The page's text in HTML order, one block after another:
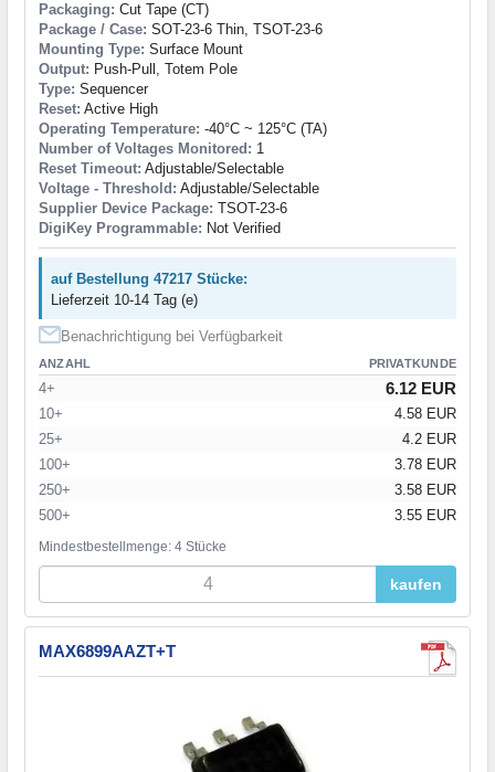
Packaging: Cut Tape (CT)
Package / Case: SOT-23-6 Thin, TSOT-23-6
Mounting Type: Surface Mount
Output: Push-Pull, Totem Pole
Type: Sequencer
Reset: Active High
Operating Temperature: -40°C ~ 125°C (TA)
Number of Voltages Monitored: 1
Reset Timeout: Adjustable/Selectable
Voltage - Threshold: Adjustable/Selectable
Supplier Device Package: TSOT-23-6
DigiKey Programmable: Not Verified
auf Bestellung 47217 Stücke:
Lieferzeit 10-14 Tag (e)
Benachrichtigung bei Verfügbarkeit
ANZAHL PRIVATKUNDE
4+ 6.12 EUR
10+
4.58 EUR
25+
4.2 EUR
100+
3.78 EUR
250+
3.58 EUR
500+
3.55 EUR
Mindestbestellmenge: 4 Stücke
kaufen
MAX6899AAZT+T